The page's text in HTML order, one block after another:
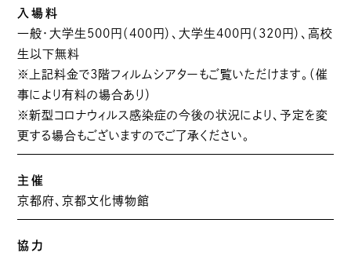
入場料
一般・大学生500円（400円）、大学生400円（320円）、高校
生以下無料
※上記料金で3階フィルムシアターもご覧いただけます。（催
事により有料の場合あり）
※新型コロナウィルス感染症の今後の状況により、予定を変
更する場合もございますのでご了承ください。
主催
京都府、京都文化博物館
協力